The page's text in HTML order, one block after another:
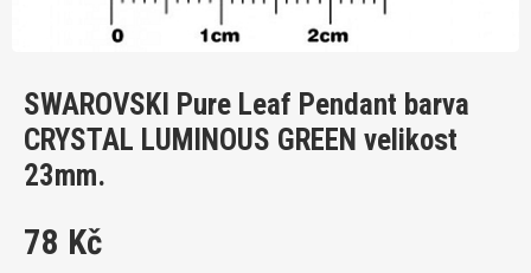
SWAROVSKI Pure Leaf Pendant barva
CRYSTAL LUMINOUS GREEN velikost
23mm.
78 Kč